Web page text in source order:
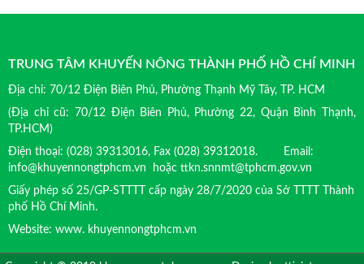
TRUNG TÂM KHUYẾN NÔNG THÀNH PHỐ HỒ CHÍ MINH
Địa chỉ: 70/12 Điện Biên Phủ, Phường Thạnh Mỹ Tây, TP. HCM
(Địa chỉ cũ: 70/12 Điện Biên Phủ, Phường 22, Quận Bình Thạnh,
TP.HCM)
Điện thoại: (028) 39313016, Fax (028) 39312018. Email:
info@khuyennongtphcm.vn hoặc ttkn.snnmt@tphcm.gov.vn
Giấy phép số 25/GP-STTTT cấp ngày 28/7/2020 của Sở TTTT Thành
phố Hồ Chí Minh.
Website: www. khuyennongtphcm.vn